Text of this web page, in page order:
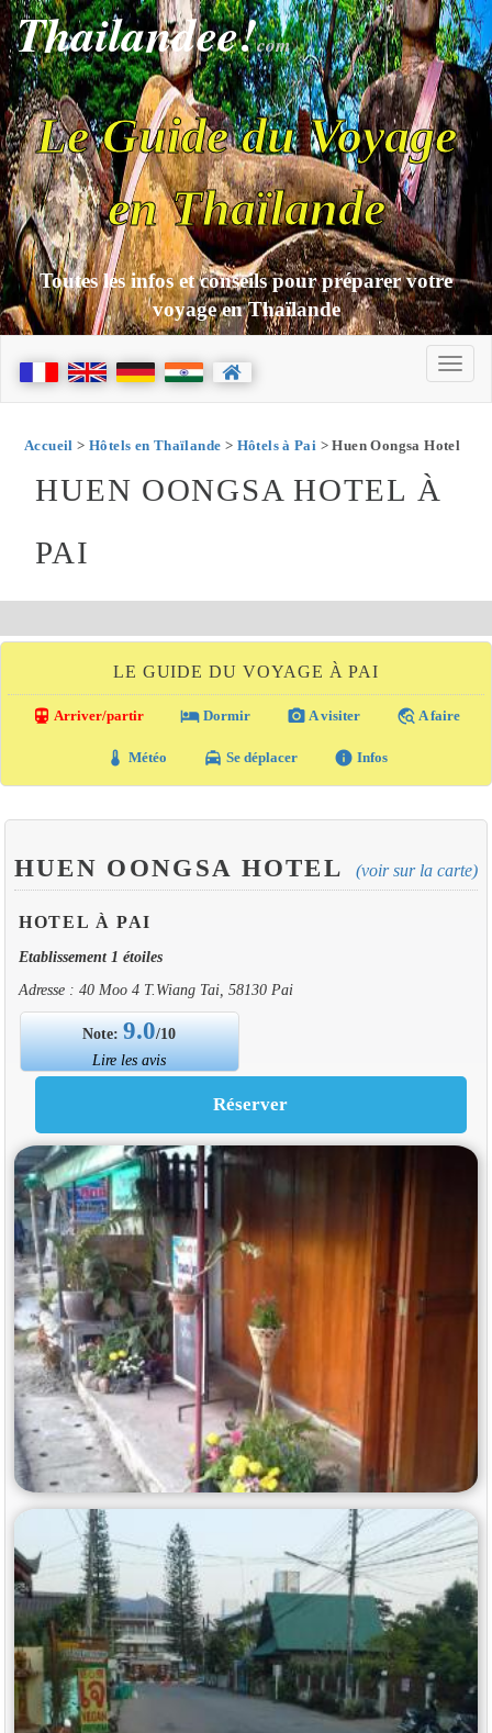
Thailandee!com
Le Guide du Voyage
en Thaïlande
Toutes les infos et conseils pour préparer votre
voyage en Thaïlande
Accueil > Hôtels en Thaïlande > Hôtels à Pai > Huen Oongsa Hotel
HUEN OONGSA HOTEL À
PAI
LE GUIDE DU VOYAGE À PAI
directions_transit Arriver/partir local_hotel Dormir photo_camera A visiter travel_explore A faire
thermostat Météo local_taxi Se déplacer info Infos
HUEN OONGSA HOTEL (voir sur la carte)
HOTEL À PAI
Etablissement 1 étoiles
Adresse : 40 Moo 4 T.Wiang Tai, 58130 Pai
Note:9.0/10
Lire les avis